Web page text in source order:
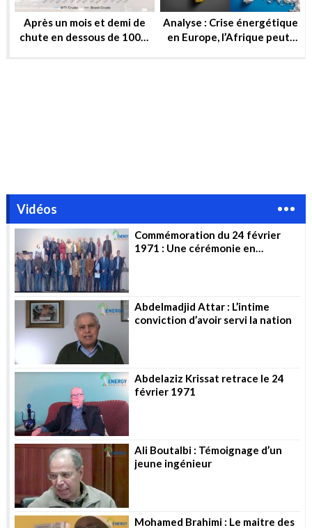
Après un mois et demi de
chute en dessous de 100$,
Analyse : Crise énergétique
en Europe, l’Afrique peut-
Vidéos
Commémoration du 24 février
1971 : Une cérémonie en
Abdelmadjid Attar : L’intime
conviction d’avoir servi la nation
Abdelaziz Krissat retrace le 24
février 1971
Ali Boutalbi : Témoignage d’un
jeune ingénieur
Mohamed Brahimi : Le maitre des